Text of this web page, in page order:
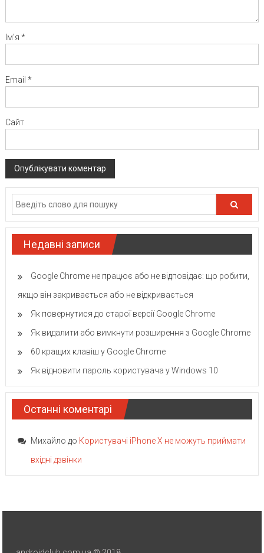
Ім'я *
Email *
Сайт
Недавні записи
Google Chrome не працює або не відповідає: що робити,
якщо він закривається або не відкривається
Як повернутися до старої версії Google Chrome
Як видалити або вимкнути розширення з Google Chrome
60 кращих клавіш у Google Chrome
Як відновити пароль користувача у Windows 10
Останні коментарі
Михайло до Користувачі iPhone X не можуть приймати
вхідні дзвінки